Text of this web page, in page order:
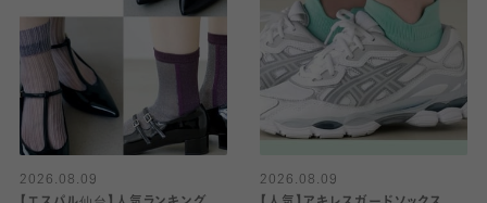
2026.08.09
2026.08.09